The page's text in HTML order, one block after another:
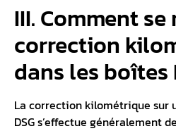
III. Comment
correction
dans les boîtes
La correction kilométrique sur
DSG s’effectue généralement